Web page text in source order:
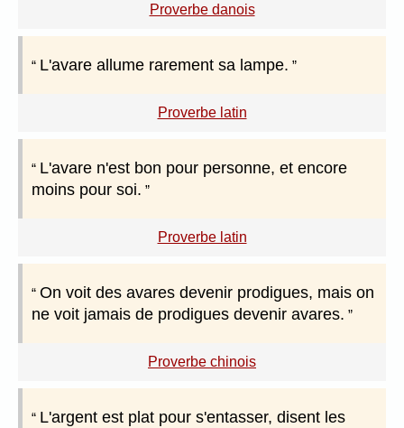
Proverbe danois
L'avare allume rarement sa lampe.
Proverbe latin
L'avare n'est bon pour personne, et encore
moins pour soi.
Proverbe latin
On voit des avares devenir prodigues, mais on
ne voit jamais de prodigues devenir avares.
Proverbe chinois
L'argent est plat pour s'entasser, disent les